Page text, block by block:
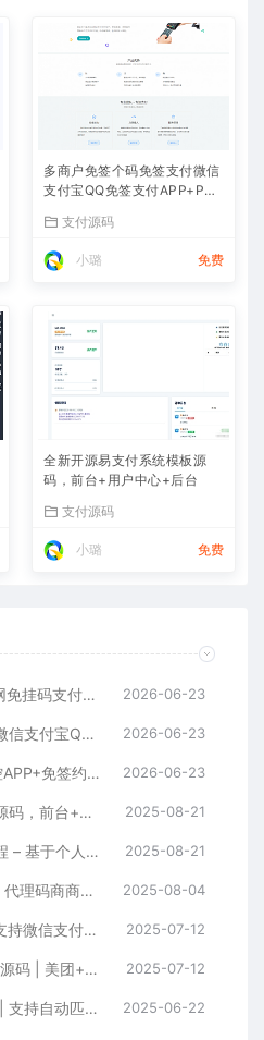
多商户免签个码免签支付微信
支付宝QQ免签支付APP+PC
支付源码
小璐 免费
全新开源易支付系统模板源
码，前台+用户中心+后台
支付源码
小璐 免费
live三网免挂全网INTL三网免挂码支付源码下载 2026-06-23
多商户免签个码免签支付微信支付宝QQ免签支付APP+PC监控码支付系统源码 2026-06-23
个人免签码支付源码+监控APP+免签约支付源码 2026-06-23
全新开源易支付系统模板源码，前台+用户中心+后台 2025-08-21
微信免签支付平台搭建教程 – 基于个人免签支付系统源码 2025-08-21
Pay多通道支付系统源码 | 代理码商商户管理系统 | 含详细搭建教程 2025-08-04
个人免签支付系统源码 | 支持微信支付宝的免签支付平台搭建 2025-07-12
2025最新五合一代付系统源码 | 美团+京东+滴滴代付 | Vue前端 + Node.js后端源码下载 2025-07-12
A241USDT跑分系统开发 | 支持自动匹配订单与抢单功能的二开系统 2025-06-22